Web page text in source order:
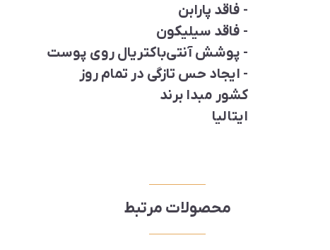
- فاقد پارابن
- فاقد سیلیکون
- پوشش آنتی‌باکتریال روی پوست
- ایجاد حس تازگی در تمام روز
کشور مبدا برند
ایتالیا
محصولات مرتبط